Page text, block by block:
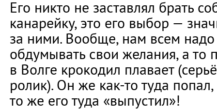
Его никто не заставлял брать
канарейку, это его выбор —
за ними. Вообще, нам всем надо
обдумывать свои желания, а то
в Волге крокодил плавает
ролик). Он же как-то туда
то же его туда «выпустил»!